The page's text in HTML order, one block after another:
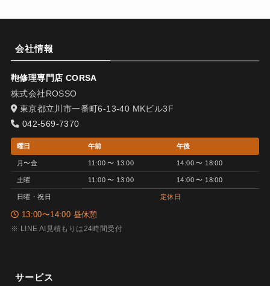
会社情報
鞄修理専門店 CORSA
株式会社ROSSO
東京都立川市一番町6-13-40 MKビル3F
042-569-7370
曜日 午前 午後
月〜金 11:00 〜 13:00 14:00 〜 18:00
土曜 11:00 〜 13:00 14:00 〜 18:00
日曜・祝日 定休日
13:00〜14:00 昼休憩
※ LINE AI見積もりは24時間受付
サービス